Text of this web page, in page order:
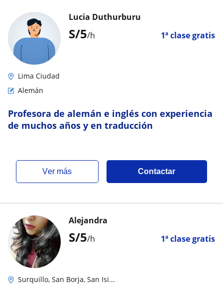
S/5/h 1ª clase gratis
Lucia Duthurburu
Lima Ciudad
Alemán
Profesora de alemán e inglés con experiencia
de muchos años y en traducción
ver más Contactar
S/5/h 1ª clase gratis
Alejandra
Surquillo, San Borja, San Isi...